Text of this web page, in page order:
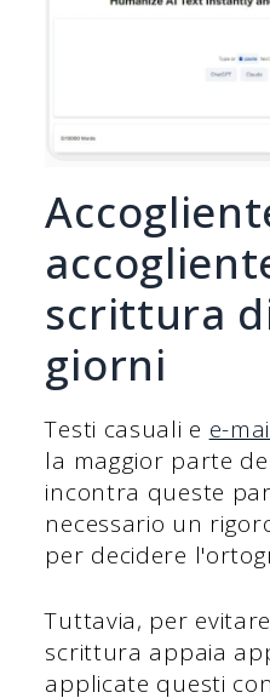
scrittura
giorni
Testi casuali e e-
la maggior parte
incontra queste
necessario un
per decidere
Tuttavia, per
scrittura appaia
applicate questi